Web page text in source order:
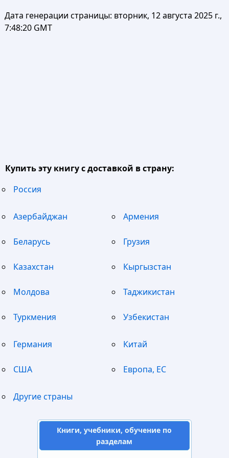
Дата генерации страницы: вторник, 12 августа 2025 г.,
7:48:20 GMT
Купить эту книгу с доставкой в страну:
Россия
Азербайджан Армения
Беларусь Грузия
Казахстан Кыргызстан
Молдова Таджикистан
Туркмения Узбекистан
Германия Китай
США Европа, ЕС
Другие страны
Книги, учебники, обучение по
разделам